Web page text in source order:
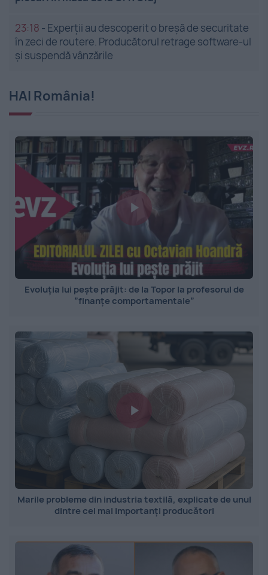
23:18 - Experții au descoperit o breșă de securitate
în zeci de routere. Producătorul retrage software-ul
și suspendă vânzările
HAI România!
Evoluția lui pește prăjit: de la Topor la profesorul de
”finanțe comportamentale”
Marile probleme din industria textilă, explicate de unul
dintre cei mai importanți producători